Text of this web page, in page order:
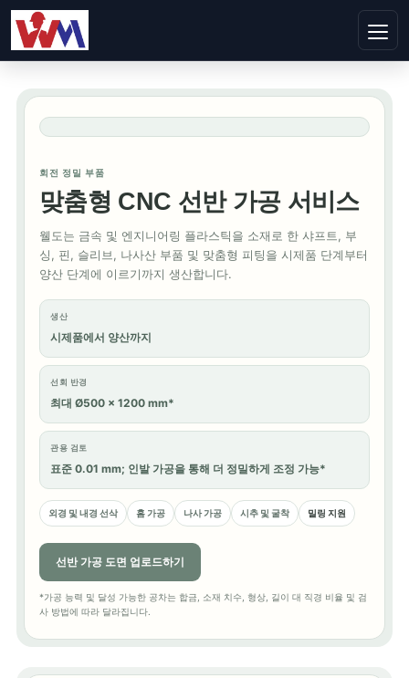
회전 정밀 부품
맞춤형 CNC 선반 가공 서비스
웰도는 금속 및 엔지니어링 플라스틱을 소재로 한 샤프트, 부
싱, 핀, 슬리브, 나사산 부품 및 맞춤형 피팅을 시제품 단계부터
양산 단계에 이르기까지 생산합니다.
생산
시제품에서 양산까지
선회 반경
최대 Ø500 × 1200 mm*
관용 검토
표준 0.01 mm; 인발 가공을 통해 더 정밀하게 조정 가능*
외경 및 내경 선삭 홈 가공 나사 가공 시추 및 굴착 밀링 지원
선반 가공 도면 업로드하기
*가공 능력 및 달성 가능한 공차는 합금, 소재 치수, 형상, 길이 대 직경 비율 및 검
사 방법에 따라 달라집니다.